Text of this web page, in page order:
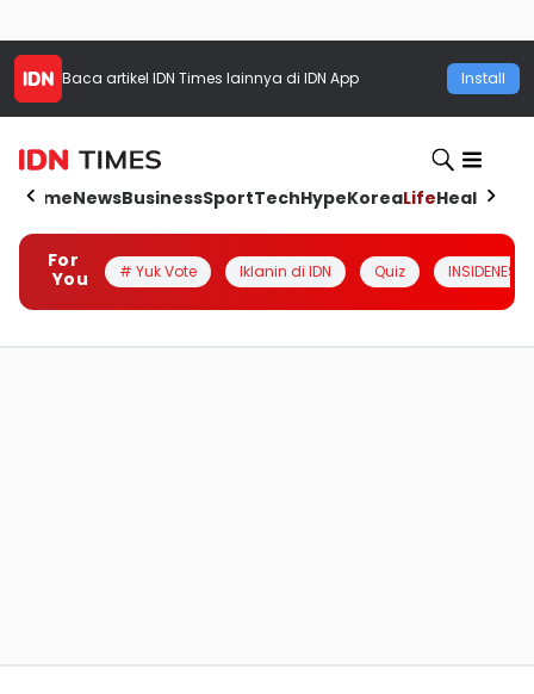
Baca artikel IDN Times lainnya di IDN App Install
HomeNewsBusinessSportTechHypeKoreaLifeHealth
For
You
# Yuk Vote Iklanin di IDN Quiz INSIDENESIA